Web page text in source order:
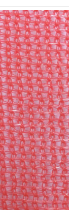
LƯỚI CHE NẮNG
LƯỚI CHE NẮNG